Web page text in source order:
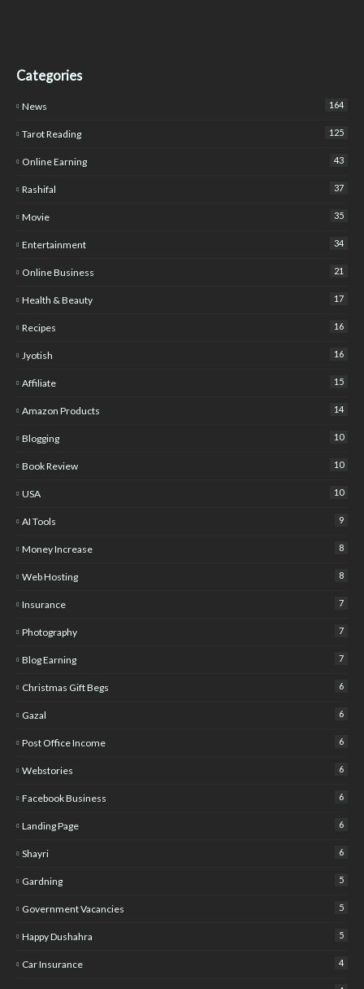
Categories
News 164
Tarot Reading 125
Online Earning 43
Rashifal 37
Movie 35
Entertainment 34
Online Business 21
Health & Beauty 17
Recipes 16
Jyotish 16
Affiliate 15
Amazon Products 14
Blogging 10
Book Review 10
USA 10
AI Tools 9
Money Increase 8
Web Hosting 8
Insurance 7
Photography 7
Blog Earning 7
Christmas Gift Begs 6
Gazal 6
Post Office Income 6
Webstories 6
Facebook Business 6
Landing Page 6
Shayri 6
Gardning 5
Government Vacancies 5
Happy Dushahra 5
Car Insurance 4